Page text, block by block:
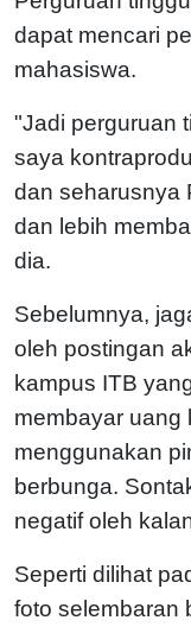
dapat mencari
mahasiswa.
"Jadi perguruan
saya
dan seharusnya
dan lebih
dia.
Sebelumnya,
oleh postingan
kampus ITB
membayar uang
menggunakan
berbunga.
negatif oleh
Seperti dilihat
foto selembaran